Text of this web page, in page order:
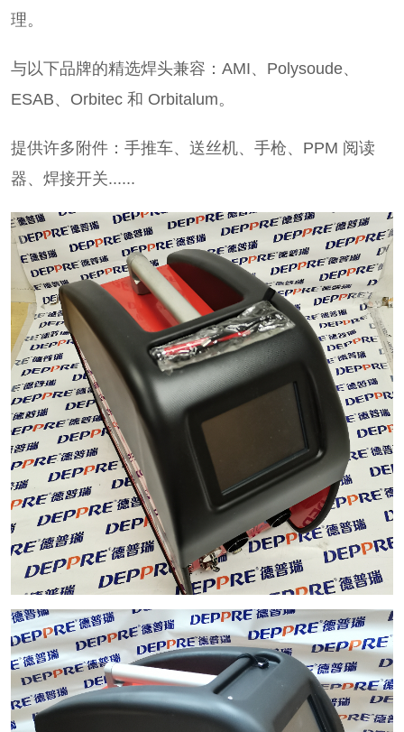
理。
与以下品牌的精选焊头兼容：AMI、Polysoude、
ESAB、Orbitec 和 Orbitalum。
提供许多附件：手推车、送丝机、手枪、PPM 阅读
器、焊接开关......